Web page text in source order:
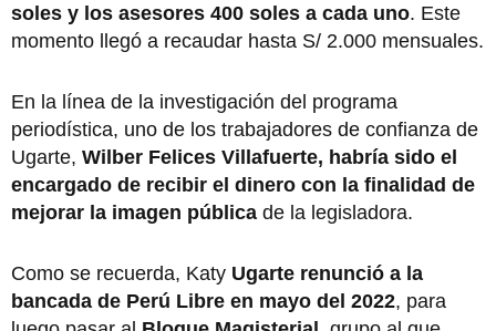
soles y los asesores 400 soles a cada uno. Este
momento llegó a recaudar hasta S/ 2.000 mensuales.
En la línea de la investigación del programa
periodística, uno de los trabajadores de confianza de
Ugarte, Wilber Felices Villafuerte, habría sido el
encargado de recibir el dinero con la finalidad de
mejorar la imagen pública de la legisladora.
Como se recuerda, Katy Ugarte renunció a la
bancada de Perú Libre en mayo del 2022, para